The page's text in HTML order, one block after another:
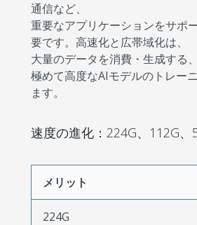
通信など、
重要なアプリケーションをサポ
要です。高速化と広帯域化は、
大量のデータを消費・生成する、
極めて高度なAIモデルのトレー
ます。
速度の進化：224G、112G、
メリット
224G